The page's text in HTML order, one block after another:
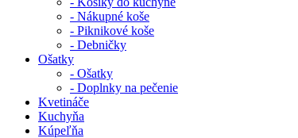
- Nákupné koše
- Piknikové koše
- Debničky
Ošatky
- Ošatky
- Doplnky na pečenie
Kvetináče
Kuchyňa
Kúpeľňa